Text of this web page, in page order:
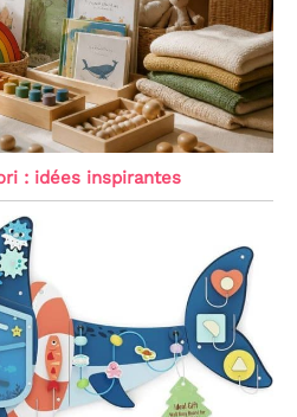
: idées inspirantes